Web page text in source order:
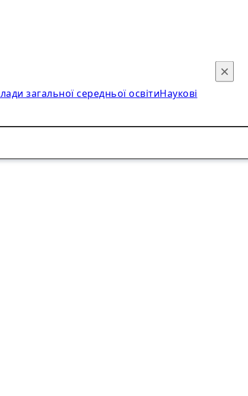
загальної середньої освітиНаукові
×